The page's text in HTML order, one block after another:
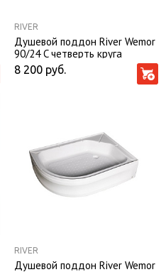
RIVER
Душевой поддон River Wemor
90/24 C четверть круга
8 200 руб.
RIVER
Душевой поддон River Wemor